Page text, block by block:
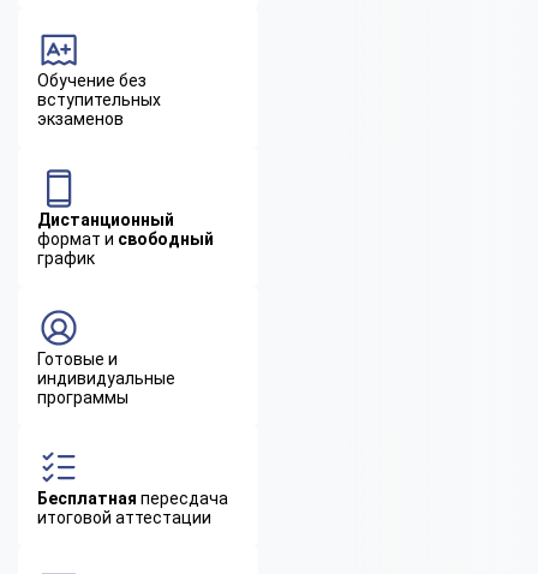
Обучение без
вступительных
экзаменов
Дистанционный
формат и свободный
график
Готовые и
индивидуальные
программы
Бесплатная пересдача
итоговой аттестации